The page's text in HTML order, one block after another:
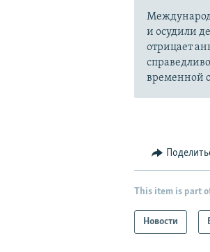
и осудили
отрицает
временной
This item is part
Новости